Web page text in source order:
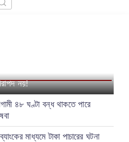
নয়!
৪৮ ঘণ্টা বন্ধ থাকতে পারে
মাধ্যমে টাকা পাচারের ঘটনা